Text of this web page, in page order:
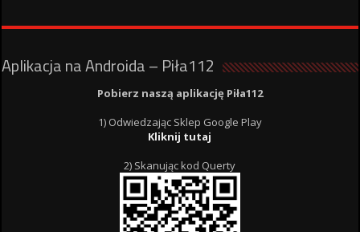
Aplikacja na Androida – Piła112
Pobierz naszą aplikację Piła112
1) Odwiedzając Sklep Google Play
Kliknij tutaj
2) Skanując kod Querty